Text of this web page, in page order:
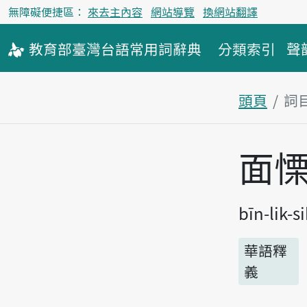
無障礙便捷區： 來去主內容 網站導覽 換網站翻譯
教育部臺灣台語常用詞辭典 分類索引 聲
頭頁 詞
主內容區
面
bīn-lik-
華語釋
義